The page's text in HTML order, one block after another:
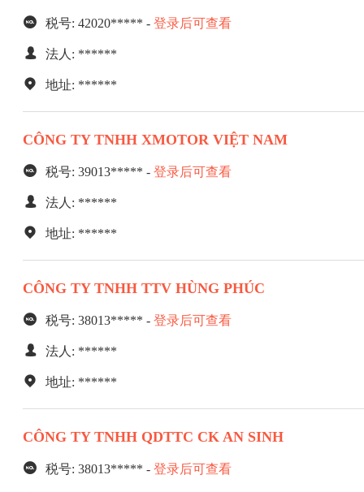
税号: 42020***** - 登录后可查看
法人: ******
地址: ******
CÔNG TY TNHH XMOTOR VIỆT NAM
税号: 39013***** - 登录后可查看
法人: ******
地址: ******
CÔNG TY TNHH TTV HÙNG PHÚC
税号: 38013***** - 登录后可查看
法人: ******
地址: ******
CÔNG TY TNHH QDTTC CK AN SINH
税号: 38013***** - 登录后可查看